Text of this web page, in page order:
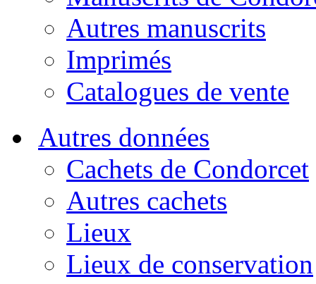
Autres manuscrits
Imprimés
Catalogues de vente
Autres données
Cachets de Condorcet
Autres cachets
Lieux
Lieux de conservation